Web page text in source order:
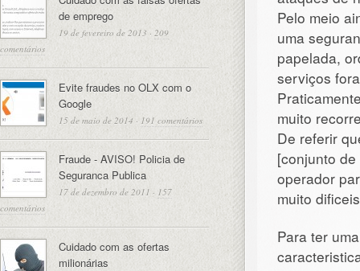
Pelo meio
uma
papelada,
serviços
muito
De referir
[conjunto
operador
muito
Para ter
de emprego
19 de fevereiro de 2013 · 209
comentários
Evite fraudes no OLX com o
Google
15 de maio de 2014 · 191 comentários
Fraude - AVISO! Policia de
Seguranca Publica
17 de dezembro de 2011 · 157
comentários
Cuidado com as ofertas
milionárias